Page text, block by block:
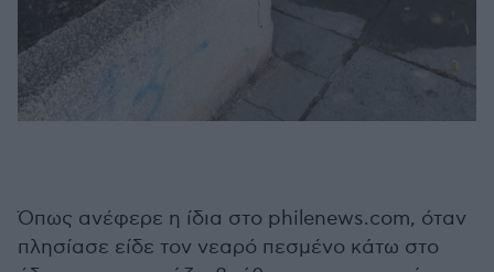
Όπως ανέφερε η ίδια στο philenews.com, όταν
πλησίασε είδε τον νεαρό πεσμένο κάτω στο